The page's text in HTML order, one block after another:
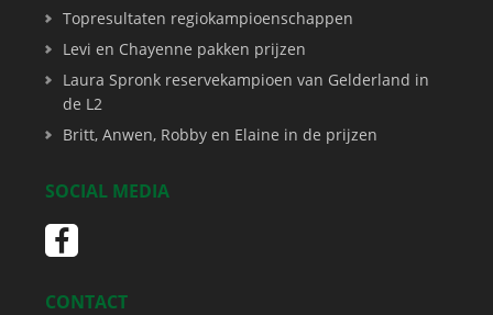
Topresultaten regiokampioenschappen
Levi en Chayenne pakken prijzen
Laura Spronk reservekampioen van Gelderland in
de L2
Britt, Anwen, Robby en Elaine in de prijzen
SOCIAL MEDIA
CONTACT